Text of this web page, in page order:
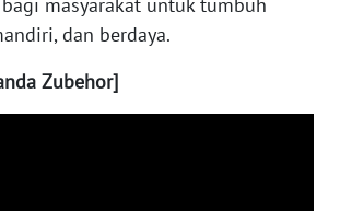
dan berdaya.
Zubehor]